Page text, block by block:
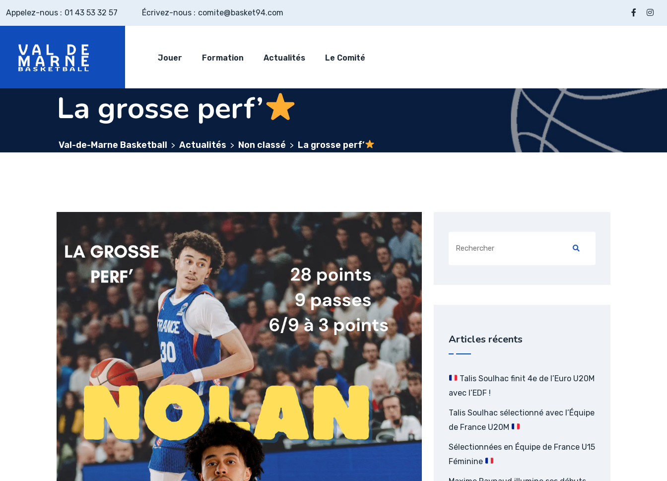
Appelez-nous : 01 43 53 32 57 Écrivez-nous : comite@basket94.com
Jouer Formation Actualités Le Comité
La grosse perf’
Val-de-Marne Basketball > Actualités > Non classé > La grosse perf’
for:
Articles récents
Talis Soulhac finit 4e de l’Euro U20M
avec l’EDF !
Talis Soulhac sélectionné avec l’Équipe
de France U20M
Sélectionnées en Équipe de France U15
Féminine